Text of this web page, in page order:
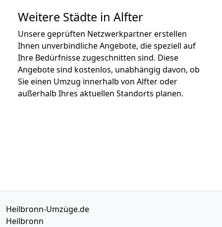
Weitere Städte in Alfter
Unsere geprüften Netzwerkpartner erstellen
Ihnen unverbindliche Angebote, die speziell auf
Ihre Bedürfnisse zugeschnitten sind. Diese
Angebote sind kostenlos, unabhängig davon, ob
Sie einen Umzug innerhalb von Alfter oder
außerhalb Ihres aktuellen Standorts planen.
Heilbronn-Umzüge.de
Heilbronn